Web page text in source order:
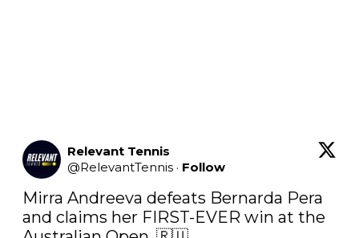
Relevant Tennis
@RelevantTennis · Follow
Mirra Andreeva defeats Bernarda Pera
and claims her FIRST-EVER win at the